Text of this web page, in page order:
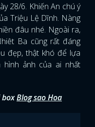
28/6. Khiến An chú ý
Triệu Lệ Dĩnh. Nàng
đâu nhé. Ngoài ra,
Ba cũng rất đáng
đẹp, thật khó để lựa
hình ảnh của ai nhất
boxBlog sao Hoa